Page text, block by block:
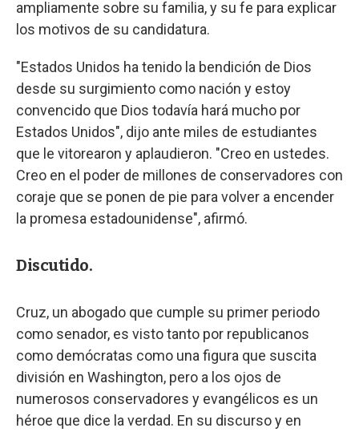
ampliamente sobre su familia, y su fe para explicar
los motivos de su candidatura.
"Estados Unidos ha tenido la bendición de Dios
desde su surgimiento como nación y estoy
convencido que Dios todavía hará mucho por
Estados Unidos", dijo ante miles de estudiantes
que le vitorearon y aplaudieron. "Creo en ustedes.
Creo en el poder de millones de conservadores con
coraje que se ponen de pie para volver a encender
la promesa estadounidense", afirmó.
Discutido.
Cruz, un abogado que cumple su primer periodo
como senador, es visto tanto por republicanos
como demócratas como una figura que suscita
división en Washington, pero a los ojos de
numerosos conservadores y evangélicos es un
héroe que dice la verdad. En su discurso y en